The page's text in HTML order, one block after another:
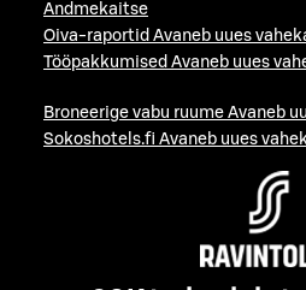
Andmekaitse
Oiva-raportid Avaneb uues
Tööpakkumised Avaneb uues
Broneerige vabu ruume Avaneb
Sokoshotels.fi Avaneb uues